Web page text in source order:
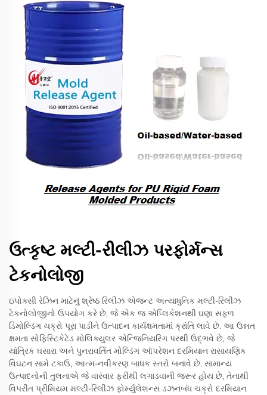
ઉત્કૃષ્ટ મલ્ટી-રીલીઝ પરફોર્મન્સ
ટેકનોલોજી
ઇપોક્સી રેઝિન માટેનું શ્રેષ્ઠ રિલીઝ એજન્ટ અત્યાધુનિક મલ્ટી-રિલીઝ
ટેકનોલોજીનો ઉપયોગ કરે છે, જે એક જ એપ્લિકેશનથી ઘણા સફળ
ડિમોલ્ડિંગ ચક્રો પૂરા પાડીને ઉત્પાદન કાર્યક્ષમતામાં ક્રાંતિ લાવે છે. આ ઉન્નત
ક્ષમતા સોફિસ્ટિકેટેડ મોલિક્યુલર એન્જિનિયરિંગ પરથી ઉદ્ભવે છે, જે
યાંત્રિક ઘસારા અને પુનરાવર્તિત મોલ્ડિંગ ઑપરેશન દરમિયાન રાસાયણિક
વિઘટન સામે ટકાઉ, આત્મ-નવીકરણ બાધક સ્તરો બનાવે છે. સામાન્ય
ઉત્પાદનોની તુલનાએ જે વારંવાર ફરીથી લગાડવાની જરૂર હોય છે, તેનાથી
વિપરીત પ્રીમિયમ મલ્ટી-રિલીઝ ફોર્મ્યુલેશન્સ ડઝનબંધ ચક્રો દરમિયાન